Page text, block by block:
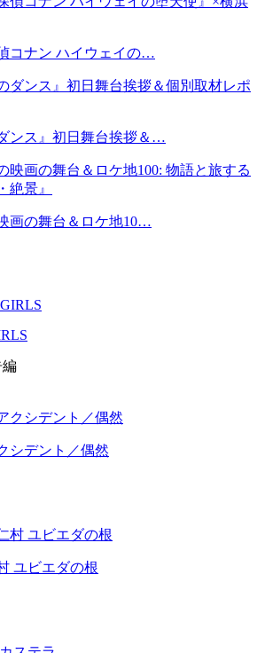
コナン ハイウェイの…
ンス』初日舞台挨拶＆…
画の舞台＆ロケ地10…
編
シデント／偶然
ユビエダの根